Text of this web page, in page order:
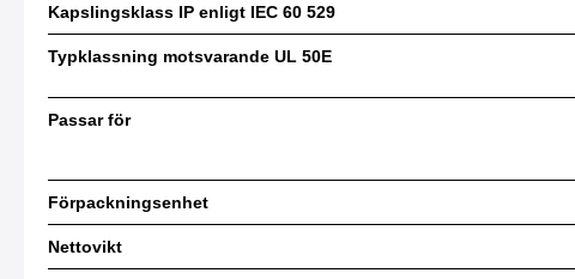
Kapslingsklass IP enligt IEC 60 529
Typklassning motsvarande UL 50E
Passar för
Förpackningsenhet
Nettovikt